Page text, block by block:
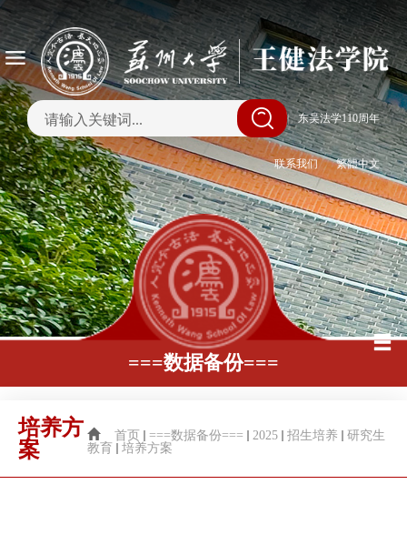
| 东吴法学110周年
联系我们 繁體中文
===数据备份===
培养方
案
首页 ===数据备份=== 2025 招生培养
研究生
教育
培养方案